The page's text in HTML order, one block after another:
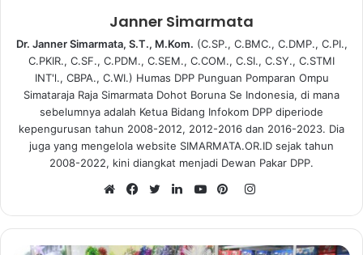
Janner Simarmata
Dr. Janner Simarmata, S.T., M.Kom. (C.SP., C.BMC., C.DMP., C.PI.,
C.PKIR., C.SF., C.PDM., C.SEM., C.COM., C.SI., C.SY., C.STMI
INT'l., CBPA., C.WI.) Humas DPP Punguan Pomparan Ompu
Simataraja Raja Simarmata Dohot Boruna Se Indonesia, di mana
sebelumnya adalah Ketua Bidang Infokom DPP diperiode
kepengurusan tahun 2008-2012, 2012-2016 dan 2016-2023. Dia
juga yang mengelola website SIMARMATA.OR.ID sejak tahun
2008-2022, kini diangkat menjadi Dewan Pakar DPP.
e
b
a
c
w
i
i
n
o
u
i
n
I
s
t